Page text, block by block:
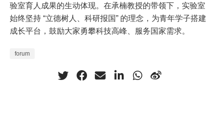
验室育人成果的生动体现。在承楠教授的带领下，实验室
始终坚持 “立德树人、科研报国” 的理念，为青年学子搭建
成长平台，鼓励大家勇攀科技高峰、服务国家需求。
forum